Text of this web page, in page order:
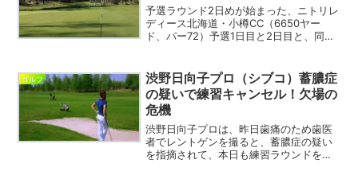
予選ラウンド2日めが始まった、ニトリレ
ディース北海道・小樽CC（6650ヤー
ド、パー72）予選1日目と2日目と、同組
３人です。渋野日向子が、大ブレイクし
ていきなりスコア...
ゴルフ
渋野日向子プロ（シブコ）蓄膿症
の疑いで練習キャンセル！欠場の
危機
渋野日向子プロは、昨日歯痛のため歯医
者でレントゲンを撮ると、蓄膿症の疑い
を指摘されて、本日も練習ラウンドをや